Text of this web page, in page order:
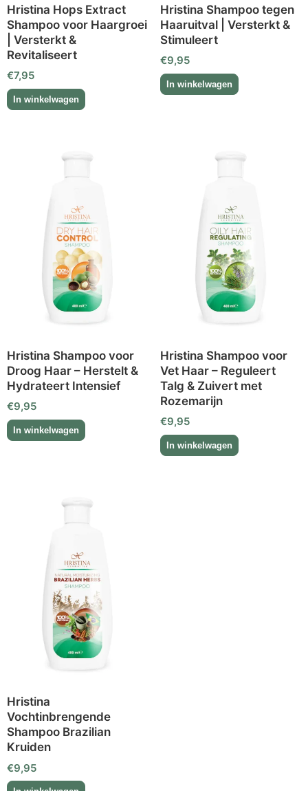
Hristina Hops Extract
Shampoo voor Haargroei
| Versterkt &
Revitaliseert
€7,95
Hristina Shampoo tegen
Haaruitval | Versterkt &
Stimuleert
€9,95
Hristina Shampoo voor
Droog Haar – Herstelt &
Hydrateert Intensief
€9,95
Hristina Shampoo voor
Vet Haar – Reguleert
Talg & Zuivert met
Rozemarijn
€9,95
Hristina
Vochtinbrengende
Shampoo Brazilian
Kruiden
€9,95